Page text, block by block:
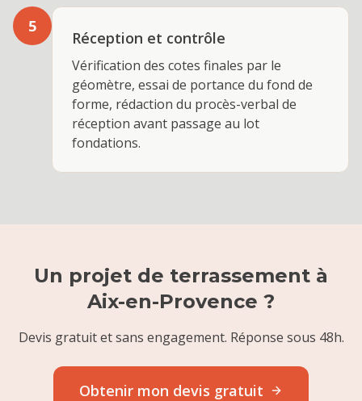
5
Réception et contrôle
Vérification des cotes finales par le
géomètre, essai de portance du fond de
forme, rédaction du procès-verbal de
réception avant passage au lot
fondations.
Un projet de terrassement à
Aix-en-Provence ?
Devis gratuit et sans engagement. Réponse sous 48h.
Obtenir mon devis gratuit